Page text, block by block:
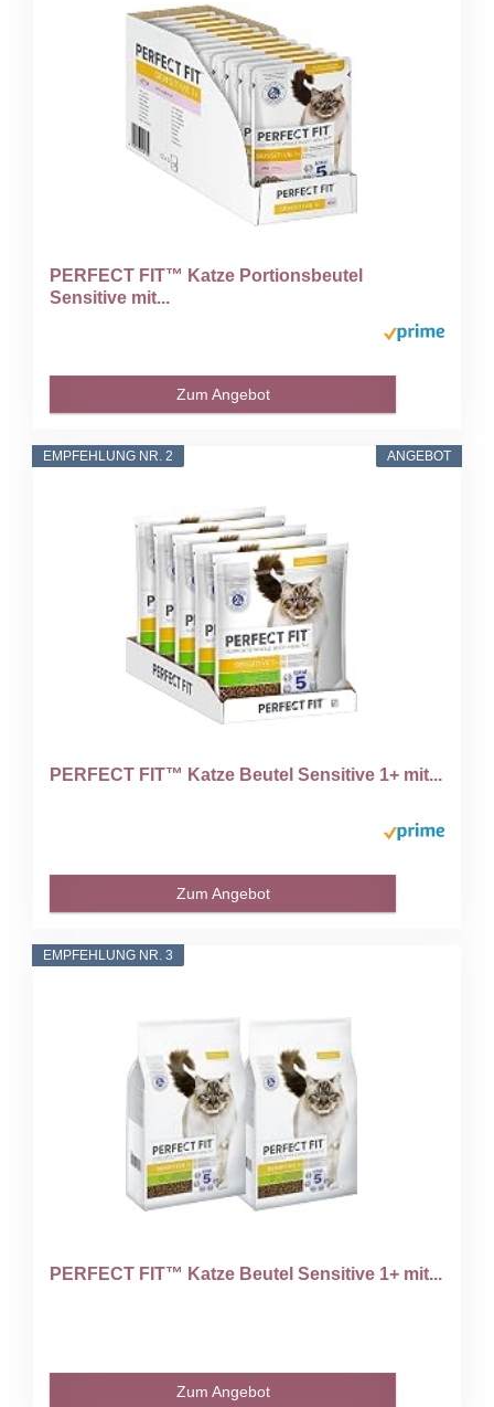
PERFECT FIT™ Katze Portionsbeutel
Sensitive mit...
Zum Angebot
ANGEBOT
EMPFEHLUNG NR. 2
PERFECT FIT™ Katze Beutel Sensitive 1+ mit...
Zum Angebot
EMPFEHLUNG NR. 3
PERFECT FIT™ Katze Beutel Sensitive 1+ mit...
Zum Angebot